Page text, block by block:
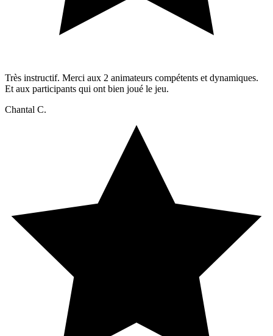
Très instructif. Merci aux 2 animateurs compétents et dynamiques.
Et aux participants qui ont bien joué le jeu.
Chantal C.